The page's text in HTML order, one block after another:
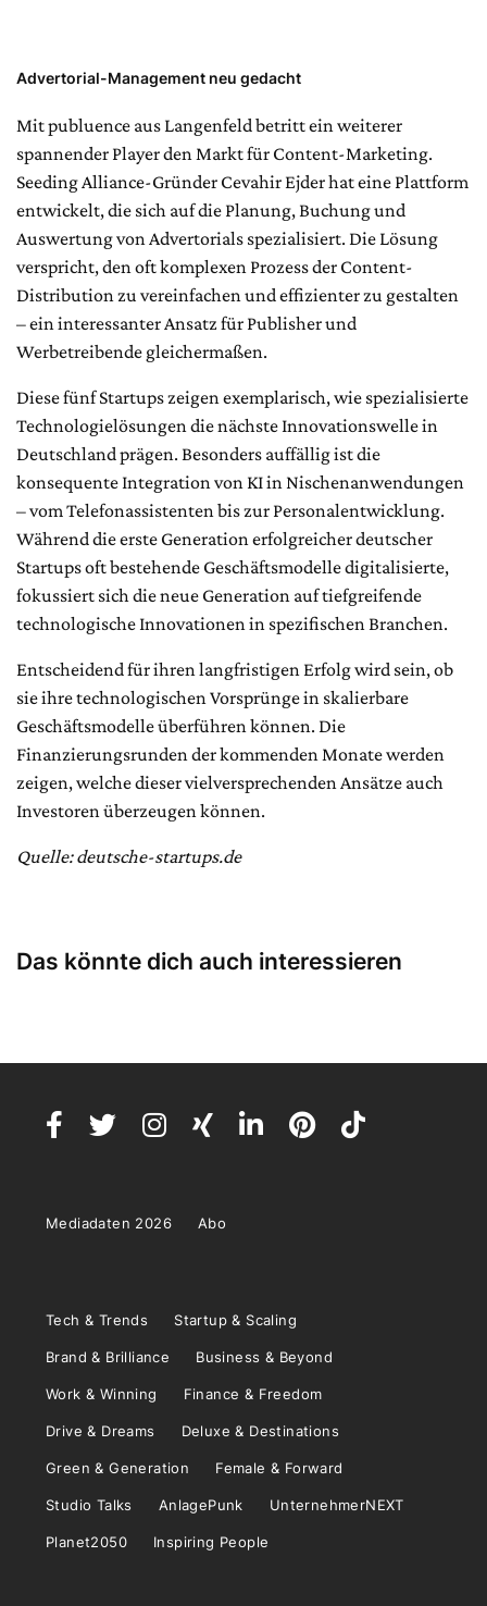
Advertorial-Management neu gedacht
Mit publuence aus Langenfeld betritt ein weiterer
spannender Player den Markt für Content-Marketing.
Seeding Alliance-Gründer Cevahir Ejder hat eine Plattform
entwickelt, die sich auf die Planung, Buchung und
Auswertung von Advertorials spezialisiert. Die Lösung
verspricht, den oft komplexen Prozess der Content-
Distribution zu vereinfachen und effizienter zu gestalten
– ein interessanter Ansatz für Publisher und
Werbetreibende gleichermaßen.
Diese fünf Startups zeigen exemplarisch, wie spezialisierte
Technologielösungen die nächste Innovationswelle in
Deutschland prägen. Besonders auffällig ist die
konsequente Integration von KI in Nischenanwendungen
– vom Telefonassistenten bis zur Personalentwicklung.
Während die erste Generation erfolgreicher deutscher
Startups oft bestehende Geschäftsmodelle digitalisierte,
fokussiert sich die neue Generation auf tiefgreifende
technologische Innovationen in spezifischen Branchen.
Entscheidend für ihren langfristigen Erfolg wird sein, ob
sie ihre technologischen Vorsprünge in skalierbare
Geschäftsmodelle überführen können. Die
Finanzierungsrunden der kommenden Monate werden
zeigen, welche dieser vielversprechenden Ansätze auch
Investoren überzeugen können.
Quelle: deutsche-startups.de
Das könnte dich auch interessieren
Mediadaten 2026 Abo
Tech & Trends Startup & Scaling
Brand & Brilliance Business & Beyond
Work & Winning Finance & Freedom
Drive & Dreams Deluxe & Destinations
Green & Generation Female & Forward
Studio Talks AnlagePunk UnternehmerNEXT
Planet2050 Inspiring People